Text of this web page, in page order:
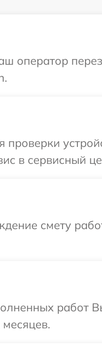
оператор
в сервисный
смету
работ